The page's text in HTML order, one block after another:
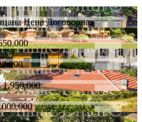
Цена Договорная
1.950.000